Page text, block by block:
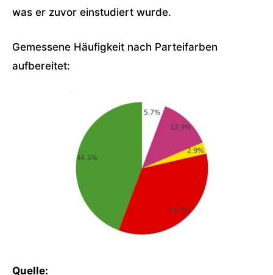
was er zuvor einstudiert wurde.
Gemessene Häufigkeit nach Parteifarben
aufbereitet:
Quelle: